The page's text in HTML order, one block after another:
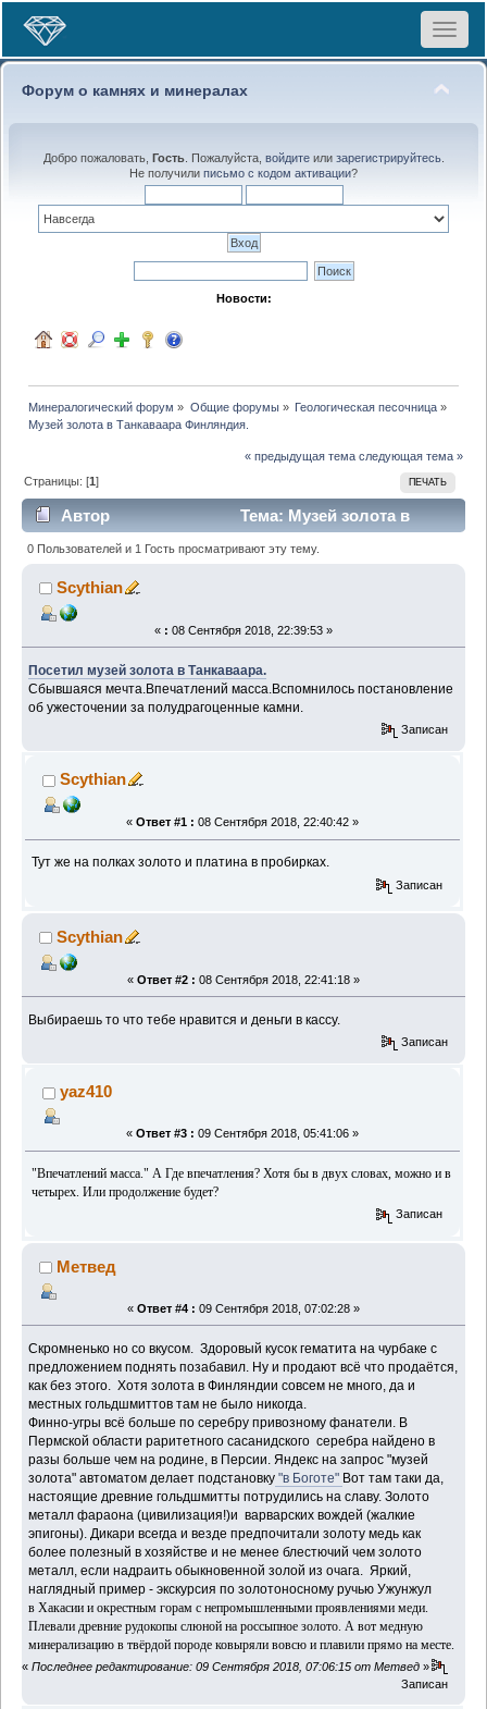
Toggle
Форум о камнях и минералах
Добро пожаловать, Гость. Пожалуйста, войдитеили зарегистрируйтесь.
Не получили письмо с кодом активации?
Новости:
Минералогический форум » Общие форумы» Геологическая песочница»
Музей золота в Танкаваара Финляндия.
« предыдущая тема следующая тема »
ПЕЧАТЬ
Страницы: [1]
Автор
Тема: Музей золота в
Танкаваара Финляндия. (Прочитано 1950 раз)
0 Пользователей и 1 Гость просматривают эту тему.
Scythian
« : 08 Сентября 2018, 22:39:53 »
Посетил музей золота в Танкаваара.
Сбывшаяся мечта.Впечатлений масса.Вспомнилось постановление
об ужесточении за полудрагоценные камни.
Записан
Scythian
« Ответ #1 : 08 Сентября 2018, 22:40:42 »
Тут же на полках золото и платина в пробирках.
Записан
Scythian
« Ответ #2 : 08 Сентября 2018, 22:41:18 »
Выбираешь то что тебе нравится и деньги в кассу.
Записан
yaz410
« Ответ #3 : 09 Сентября 2018, 05:41:06 »
"Впечатлений масса." А Где впечатления? Хотя бы в двух словах, можно и в
четырех. Или продолжение будет?
Записан
Метвед
« Ответ #4 : 09 Сентября 2018, 07:02:28 »
Скромненько но со вкусом. Здоровый кусок гематита на чурбаке с
предложением поднять позабавил. Ну и продают всё что продаётся,
как без этого. Хотя золота в Финляндии совсем не много, да и
местных гольдшмиттов там не было никогда.
Финно-угры всё больше по серебру привозному фанатели. В
Пермской области раритетного сасанидского серебра найдено в
разы больше чем на родине, в Персии. Яндекс на запрос "музей
золота" автоматом делает подстановку "в Боготе" Вот там таки да,
настоящие древние гольдшмитты потрудились на славу. Золото
металл фараона (цивилизация!)и варварских вождей (жалкие
эпигоны). Дикари всегда и везде предпочитали золоту медь как
более полезный в хозяйстве и не менее блестючий чем золото
металл, если надраить обыкновенной золой из очага. Яркий,
наглядный пример - экскурсия по золотоносному ручью Ужунжул
в Хакасии и окрестным горам с непромышленными проявлениями меди.
Плевали древние рудокопы слюной на россыпное золото. А вот медную
минерализацию в твёрдой породе ковыряли вовсю и плавили прямо на месте.
« Последнее редактирование: 09 Сентября 2018, 07:06:15 от Метвед »
Записан